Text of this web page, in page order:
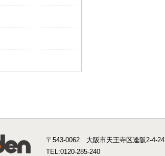
〒543-0062 大阪市天王寺区逢阪2-4-24
TEL:0120-285-240